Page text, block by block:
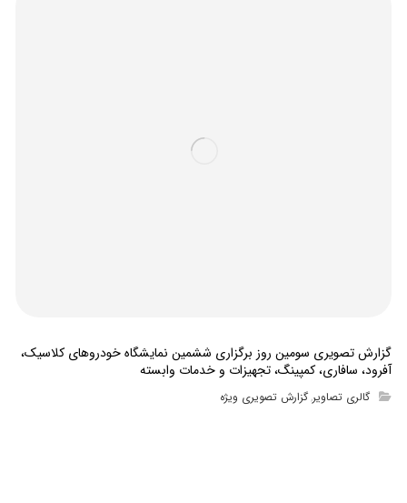
گزارش تصویری سومین روز برگزاری ششمین نمایشگاه خودروهای کلاسیک،
آفرود، سافاری، کمپینگ، تجهیزات و خدمات وابسته
گالری تصاویر,گزارش تصویری ویژه